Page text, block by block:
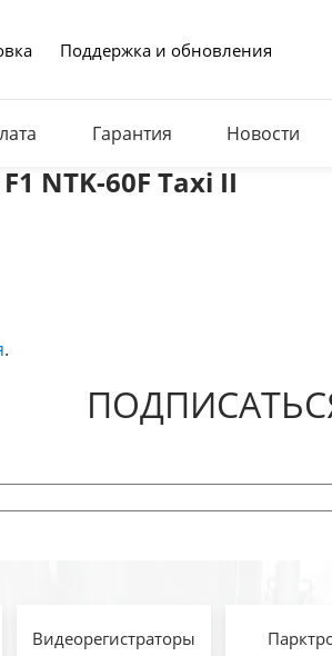
Поддержка и обновления
Гарантия Новости
NTK-60F Taxi II
.
Видеорегистраторы